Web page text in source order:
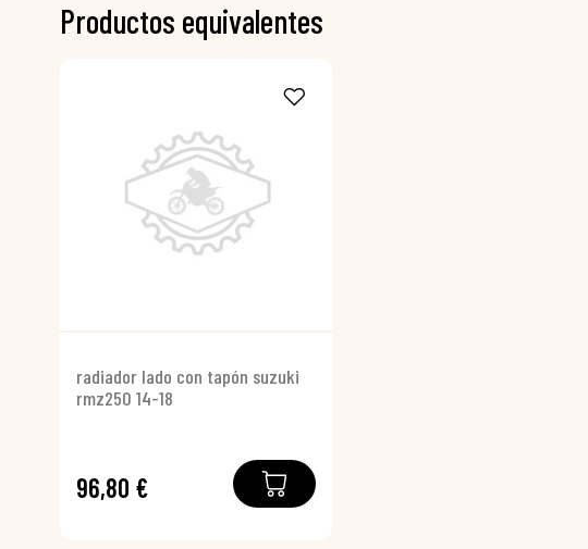
Productos equivalentes
radiador lado con tapón suzuki
rmz250 14-18
96,80 €